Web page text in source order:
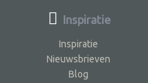
Inspiratie
Inspiratie
Nieuwsbrieven
Blog